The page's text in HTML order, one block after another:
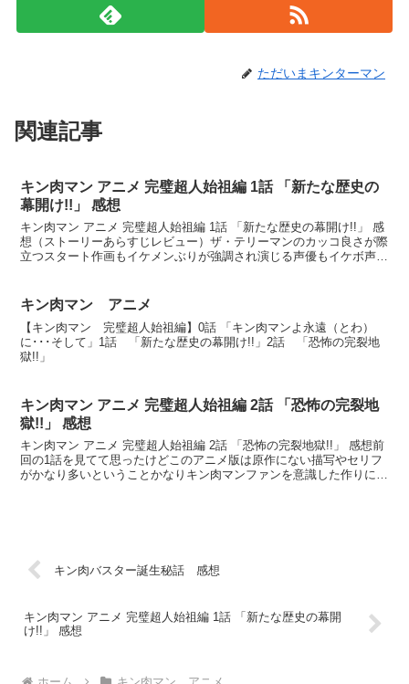
ただいまキンターマン
関連記事
キン肉マン アニメ 完璧超人始祖編 1話 「新たな歴史の
幕開け!!」 感想
キン肉マン アニメ 完璧超人始祖編 1話 「新たな歴史の幕開け!!」 感
想（ストーリーあらすじレビュー）ザ・テリーマンのカッコ良さが際
立つスタート作画もイケメンぶりが強調され演じる声優もイケボ声優
キン肉マン アニメ
【キン肉マン 完璧超人始祖編】0話 「キン肉マンよ永遠（とわ）
に･･･そして」1話 「新たな歴史の幕開け!!」2話 「恐怖の完裂地
獄!!」
キン肉マン アニメ 完璧超人始祖編 2話 「恐怖の完裂地
獄!!」 感想
キン肉マン アニメ 完璧超人始祖編 2話 「恐怖の完裂地獄!!」 感想前
回の1話を見てて思ったけどこのアニメ版は原作にない描写やセリフ
がかなり多いということかなりキン肉マンファンを意識した作りにな
キン肉バスター誕生秘話 感想
キン肉マン アニメ 完璧超人始祖編 1話 「新たな歴史の幕開
け!!」 感想